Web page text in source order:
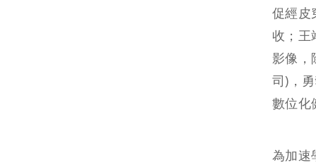
促經皮
收；王
影像，
司)，
數位化
為加速